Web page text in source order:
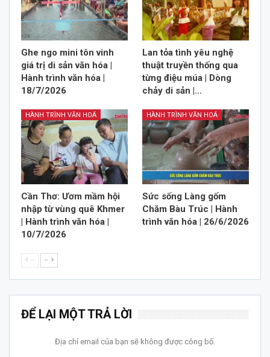
Ghe ngo mini tôn vinh
giá trị di sản văn hóa |
Hành trình văn hóa |
18/7/2026
Lan tỏa tình yêu nghệ
thuật truyền thống qua
từng điệu múa | Dòng
chảy di sản |…
HÀNH TRÌNH VĂN HOÁ
Cần Thơ: Ươm mầm hội
nhập từ vùng quê Khmer
| Hành trình văn hóa |
10/7/2026
HÀNH TRÌNH VĂN HOÁ
Sức sống Làng gốm
Chăm Bàu Trúc | Hành
trình văn hóa | 26/6/2026
-- --
ĐỂ LẠI MỘT TRẢ LỜI
Địa chỉ email của bạn sẽ không được công bố.